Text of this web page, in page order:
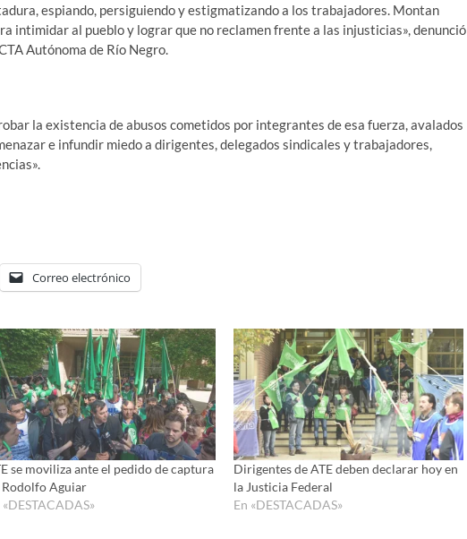
espiando, persiguiendo y estigmatizando a los trabajadores. Montan
intimidar al pueblo y lograr que no reclamen frente a las injusticias», denunció
Autónoma de Río Negro.
la existencia de abusos cometidos por integrantes de esa fuerza, avalados
e infundir miedo a dirigentes, delegados sindicales y trabajadores,
Correo electrónico
se moviliza ante el pedido de captura
Rodolfo Aguiar
«DESTACADAS»
Dirigentes de ATE deben declarar hoy en
la Justicia Federal
En «DESTACADAS»